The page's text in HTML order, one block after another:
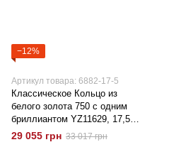
−12%
Артикул товара: 6882-17-5
Классическое Кольцо из
белого золота 750 с одним
бриллиантом YZ11629, 17,5
размер
29 055 грн 33 017 грн